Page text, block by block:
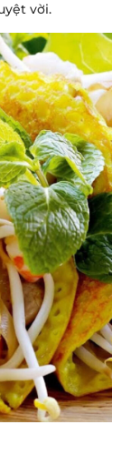
vời.